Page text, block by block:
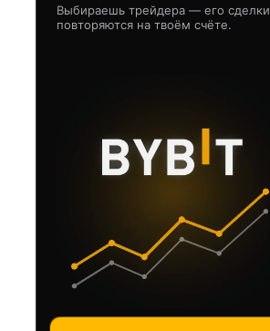
Выбираешь трейдера — его сделки
повторяются на твоём счёте.